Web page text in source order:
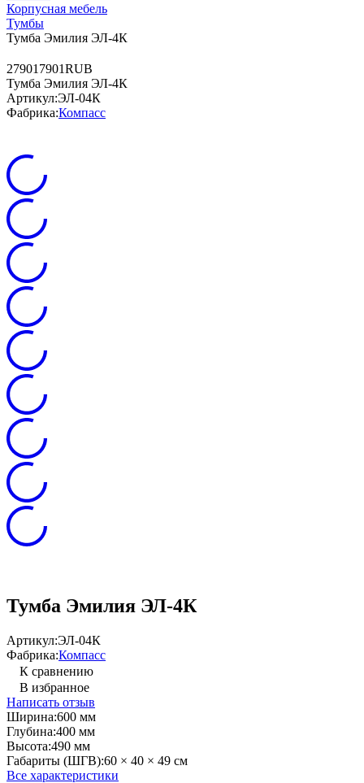
Корпусная мебель
Тумбы
Тумба Эмилия ЭЛ-4К
27901 7901RUB
Тумба Эмилия ЭЛ-4К
Артикул:ЭЛ-04К
Фабрика:Компасс
Тумба Эмилия ЭЛ-4К
Артикул:ЭЛ-04К
Фабрика:Компасс
К сравнению
В избранное
Написать отзыв
Ширина:600 мм
Глубина:400 мм
Высота:490 мм
Габариты (ШГВ):60 × 40 × 49 см
Все характеристики